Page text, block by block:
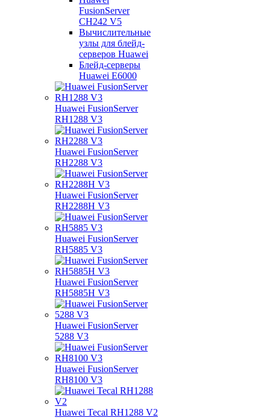
FusionServer
CH242 V5
Вычислительные
узлы для блейд-
серверов Huawei
Блейд-серверы
Huawei E6000
Huawei FusionServer
RH1288 V3
Huawei FusionServer
RH2288 V3
Huawei FusionServer
RH2288H V3
Huawei FusionServer
RH5885 V3
Huawei FusionServer
RH5885H V3
Huawei FusionServer
5288 V3
Huawei FusionServer
RH8100 V3
Huawei Tecal RH1288 V2